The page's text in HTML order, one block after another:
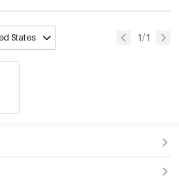
States 1/1